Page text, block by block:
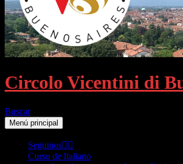
Circolo Vicentini di
Buscar
Menú principal
Seguinos👈🏻
Curso de Italiano